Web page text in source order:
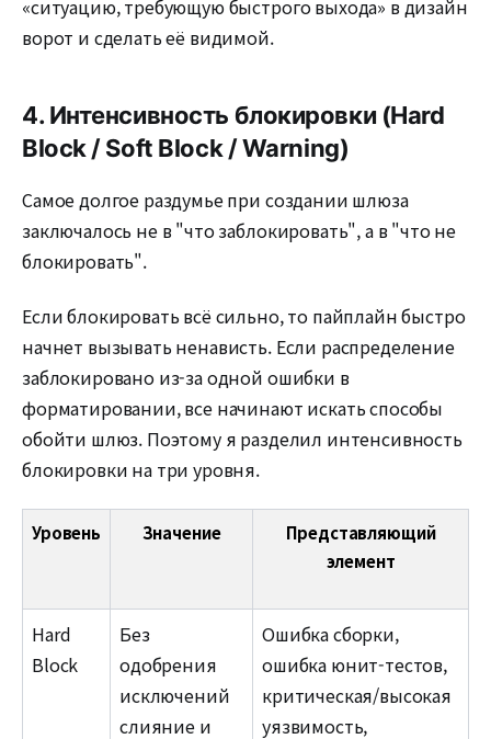
«ситуацию, требующую быстрого выхода» в дизайн
ворот и сделать её видимой.
4. Интенсивность блокировки (Hard
Block / Soft Block / Warning)
Самое долгое раздумье при создании шлюза
заключалось не в "что заблокировать", а в "что не
блокировать".
Если блокировать всё сильно, то пайплайн быстро
начнет вызывать ненависть. Если распределение
заблокировано из-за одной ошибки в
форматировании, все начинают искать способы
обойти шлюз. Поэтому я разделил интенсивность
блокировки на три уровня.
Уровень Значение
Представляющий
элемент
Hard
Block
Без
одобрения
исключений
слияние и
Ошибка сборки,
ошибка юнит-тестов,
критическая/высокая
уязвимость,